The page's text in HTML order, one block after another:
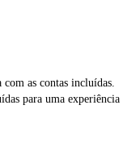
as contas incluídas.
para uma experiência